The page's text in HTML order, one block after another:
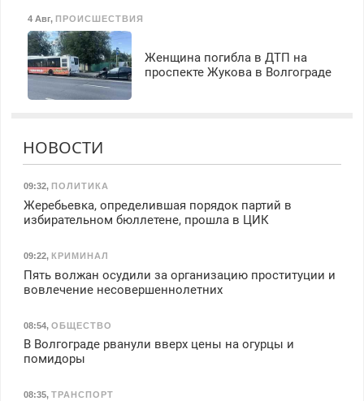
4 Авг, ПРОИСШЕСТВИЯ
Женщина погибла в ДТП на
проспекте Жукова в Волгограде
НОВОСТИ
09:32, ПОЛИТИКА
Жеребьевка, определившая порядок партий в
избирательном бюллетене, прошла в ЦИК
09:22, КРИМИНАЛ
Пять волжан осудили за организацию проституции и
вовлечение несовершеннолетних
08:54, ОБЩЕСТВО
В Волгограде рванули вверх цены на огурцы и
помидоры
08:35, ТРАНСПОРТ